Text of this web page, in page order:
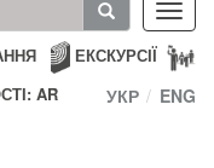
ЕКСКУРСІЇ
AR
УКР ENG